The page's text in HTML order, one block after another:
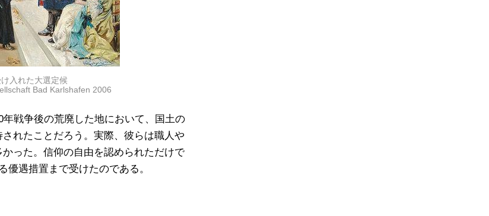
入れた大選定候
Bad Karlshafen 2006
戦争後の荒廃した地において、国土の
れたことだろう。実際、彼らは職人や
った。信仰の自由を認められただけで
優遇措置まで受けたのである。